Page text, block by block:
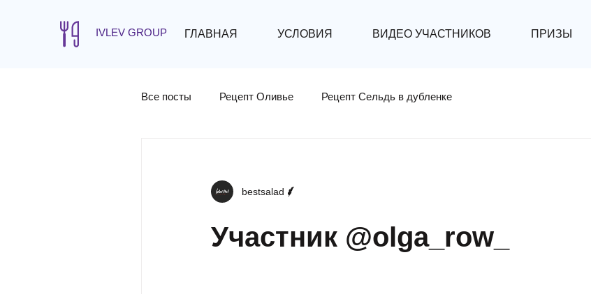
IVLEV GROUP ГЛАВНАЯ УСЛОВИЯ ВИДЕО УЧАСТНИКОВ ПРИЗЫ
Все посты Рецепт Оливье Рецепт Сельдь в дубленке
bestsalad
Участник @olga_row_